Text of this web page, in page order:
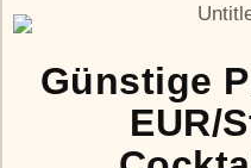
Günstige
EUR/